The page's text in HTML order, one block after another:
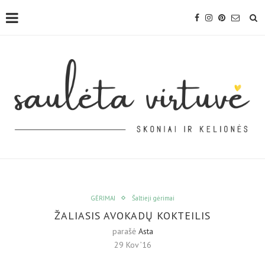
GĖRIMAI Šaltieji gėrimai
ŽALIASIS AVOKADŲ KOKTEILIS
parašė Asta
29 Kov ’16